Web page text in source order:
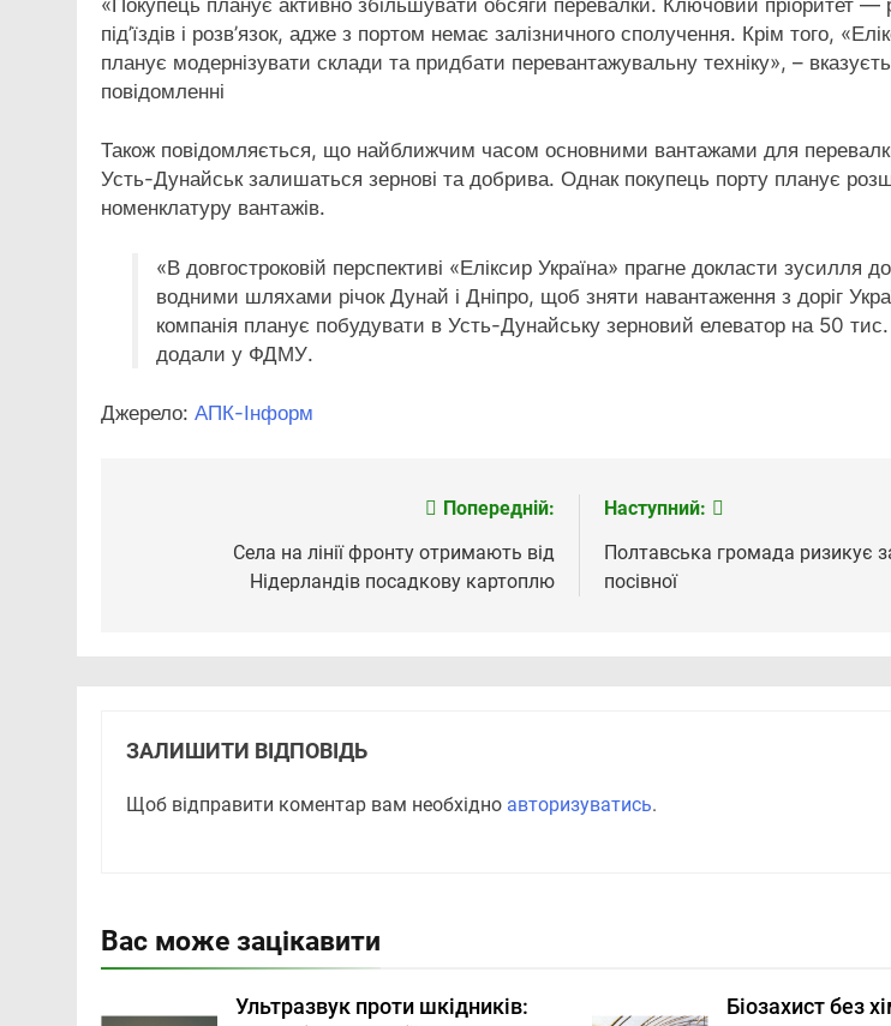
під’їздів і розв’язок, адже з портом немає залізничного сполучення. Крім того,
планує модернізувати склади та придбати перевантажувальну техніку», –
повідомленні
Також повідомляється, що найближчим часом основними вантажами для
Усть-Дунайськ залишаться зернові та добрива. Однак покупець порту планує
номенклатуру вантажів.
«В довгостроковій перспективі «‎Еліксир Україна» прагне докласти зусилля
водними шляхами річок Дунай і Дніпро, щоб зняти навантаження з доріг
компанія планує побудувати в Усть-Дунайську зерновий елеватор на 50
додали у ФДМУ.
Джерело: АПК-Інформ
Попередній:
Села на лінії фронту отримають від
Нідерландів посадкову картоплю
Наступний:
Полтавська громада ризикує
посівної
ЗАЛИШИТИ ВІДПОВІДЬ
Щоб відправити коментар вам необхідно авторизуватись.
Вас може зацікавити
Ультразвук проти шкідників:
Біозахист без